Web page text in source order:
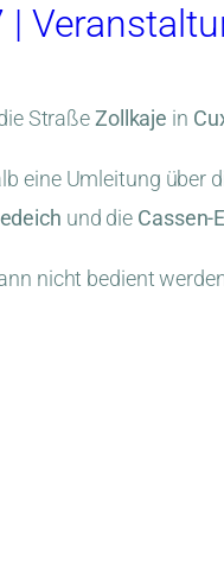
StraßeZollkaje in
eine Umleitung über
und die Cassen-
nicht bedient